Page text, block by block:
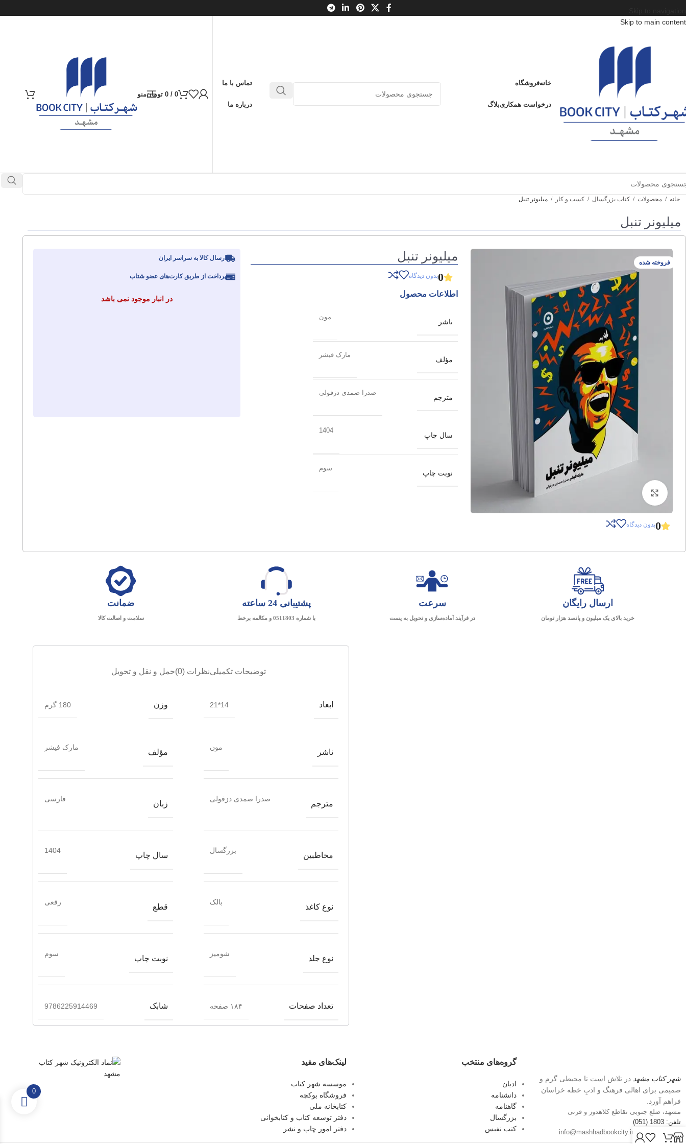
Skip to main content
خانهفروشگاه
درخواست همکاریبلاگ
تماس با ما
درباره ما
0
/
0 تومانمنو
خانه / محصولات / کتاب بزرگسال / کسب و کار / میلیونر تنبل
میلیونر تنبل
فروخته شده
0بدون دیدگاه
میلیونر تنبل
0بدون دیدگاه
اطلاعات محصول
ناشر
مون
مؤلف
مارک فیشر
مترجم
صدرا صمدی دزفولی
سال چاپ
1404
نوبت چاپ
سوم
ارسال کالا به سراسر ایران
پرداخت از طریق کارت‌های عضو شتاب
در انبار موجود نمی باشد
ارسال رایگان
خرید بالای یک میلیون و پانصد هزار تومان
سرعت
در فرآیند آماده‌سازی و تحویل به پست
پشتیبانی 24 ساعته
با شماره 0511803 و مکالمه برخط
ضمانت
سلامت و اصالت کالا
توضیحات تکمیلینظرات (0) حمل و نقل و تحویل
ابعاد 14*21 وزن 180 گرم
ناشر
مون
مؤلف
مارک فیشر
مترجم
صدرا صمدی دزفولی
زبان
فارسی
مخاطبین
بزرگسال
سال چاپ
1404
نوع کاغذ
بالک
قطع
رقعی
نوع جلد
شومیز
نوبت چاپ
سوم
تعداد صفحات ۱۸۴ صفحه شابک 9786225914469
شهر کتاب مشهد در تلاش است تا محیطی گرم و
صمیمی برای اهالی فرهنگ و ادبِ خطه خراسان
فراهم آورد.
مشهد، ضلع جنوبی تقاطع کلاهدوز و قرنی
تلفن: 1803 (051)
پست الکترونیک: info@mashhadbookcity.ir
گروه‌های منتخب
ادیان
دانشنامه
گاهنامه
بزرگسال
کتب نفیس
لینک‌های مفید
موسسه شهر کتاب
فروشگاه بوکچه
کتابخانه ملی
دفتر توسعه کتاب و کتابخوانی
دفتر امور چاپ و نشر
0